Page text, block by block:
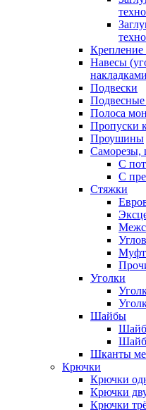
Крепление
Навесы
накладками
Подвески
Полоса
Пропуски
Проушины
Саморезы,
С
С
Стяжки
Уголки
Шайбы
Шканты
Крючки
Крючки
Крючки
Крючки